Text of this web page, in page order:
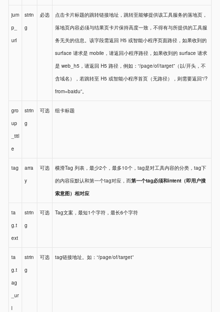
jum
p_
url
strin
g
必选
点击卡片标题的跳转链接地址，跳转至能够提供该工具服务的落地页，
落地页内容必须与结果页卡片保持高度一致，不得有与所提供的工具服
务无关的信息。该字段需返回 H5 或智能小程序页面路径，如果收到的
surface 请求是 mobile，请返回小程序路径，如果收到的 surface 请求
是 web_h5，请返回 H5 路径，例如：“/page/of/target”（以/开头，不
含域名），若跳转至 H5 或智能小程序首页（无路径），则需要返回“/?
from=baidu”。
gro
up
_titl
e
strin
g
可选 组卡标题
tag
arra
y
可选
横滑Tag 列表，最少2个，最多10个，tag是对工具内容的分类，tag下
的内容应默认和第一个tag对应，而第一个tag必须和intent（即用户搜
索意图）相对应
ta
g.t
ext
strin
g
可选 Tag文案，最短1个字符，最长6个字符
ta
g.t
ag
_ur
l
strin
g
可选 tag链接地址。如：“/page/of/target”